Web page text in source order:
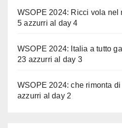
WSOPE 2024: Ricci vola nel
5 azzurri al day 4
WSOPE 2024: Italia a tutto
23 azzurri al day 3
WSOPE 2024: che rimonta
azzurri al day 2